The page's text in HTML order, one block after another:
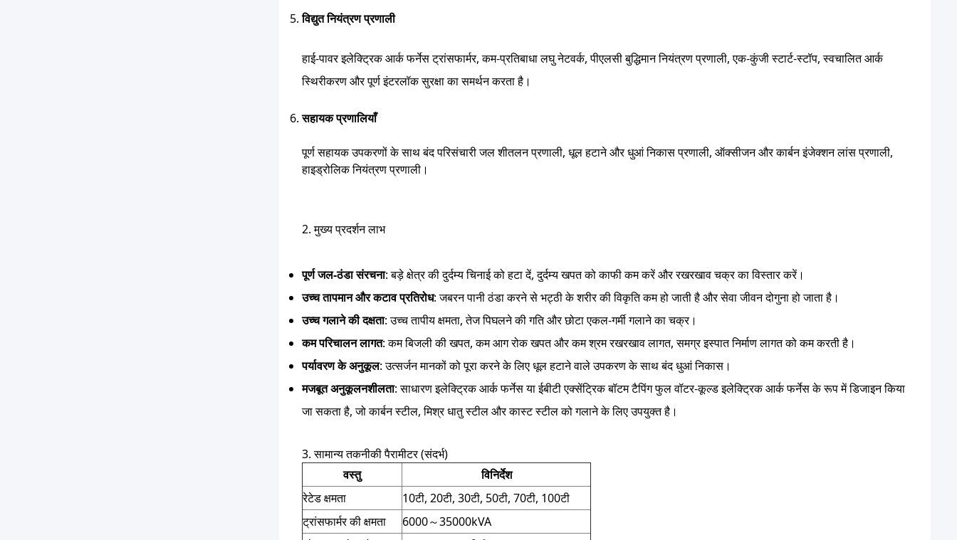
विद्युत नियंत्रण प्रणाली
हाई-पावर इलेक्ट्रिक आर्क फर्नेस ट्रांसफार्मर, कम-प्रतिबाधा लघु नेटवर्क, पीएलसी बुद्धिमान नियंत्रण प्रणाली, एक-कुंजी स्टार्ट-स्टॉप, स्वचालित आर्क
स्थिरीकरण और पूर्ण इंटरलॉक सुरक्षा का समर्थन करता है।
सहायक प्रणालियाँ
पूर्ण सहायक उपकरणों के साथ बंद परिसंचारी जल शीतलन प्रणाली, धूल हटाने और धुआं निकास प्रणाली, ऑक्सीजन और कार्बन इंजेक्शन लांस प्रणाली,
हाइड्रोलिक नियंत्रण प्रणाली।
2. मुख्य प्रदर्शन लाभ
पूर्ण जल-ठंडा संरचना: बड़े क्षेत्र की दुर्दम्य चिनाई को हटा दें, दुर्दम्य खपत को काफी कम करें और रखरखाव चक्र का विस्तार करें।
उच्च तापमान और कटाव प्रतिरोध: जबरन पानी ठंडा करने से भट्ठी के शरीर की विकृति कम हो जाती है और सेवा जीवन दोगुना हो जाता है।
उच्च गलाने की दक्षता: उच्च तापीय क्षमता, तेज पिघलने की गति और छोटा एकल-गर्मी गलाने का चक्र।
कम परिचालन लागत: कम बिजली की खपत, कम आग रोक खपत और कम श्रम रखरखाव लागत, समग्र इस्पात निर्माण लागत को कम करती है।
पर्यावरण के अनुकूल: उत्सर्जन मानकों को पूरा करने के लिए धूल हटाने वाले उपकरण के साथ बंद धुआं निकास।
मजबूत अनुकूलनशीलता: साधारण इलेक्ट्रिक आर्क फर्नेस या ईबीटी एक्सेंट्रिक बॉटम टैपिंग फुल वॉटर-कूल्ड इलेक्ट्रिक आर्क फर्नेस के रूप में डिजाइन किया
जा सकता है, जो कार्बन स्टील, मिश्र धातु स्टील और कास्ट स्टील को गलाने के लिए उपयुक्त है।
3. सामान्य तकनीकी पैरामीटर (संदर्भ)
वस्तु
विनिर्देश
रेटेड क्षमता
10टी, 20टी, 30टी, 50टी, 70टी, 100टी
ट्रांसफार्मर की क्षमता
6000～35000kVA